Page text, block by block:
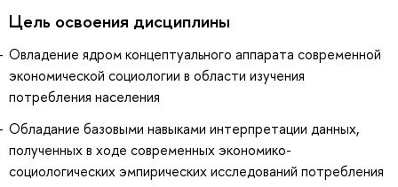
Цель освоения дисциплины
Овладение ядром концептуального аппарата современной
экономической социологии в области изучения
потребления населения
Обладание базовыми навыками интерпретации данных,
полученных в ходе современных экономико-
социологических эмпирических исследований потребления